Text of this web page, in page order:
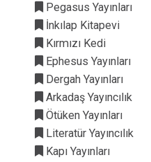
Pegasus Yayınları
İnkılap Kitapevi
Kırmızı Kedi
Ephesus Yayınları
Dergah Yayınları
Arkadaş Yayıncılık
Ötüken Yayınları
Literatür Yayıncılık
Kapı Yayınları